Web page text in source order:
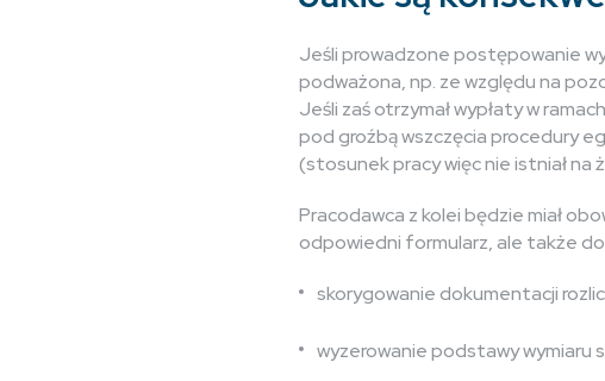
Jeśli prowadzone postępowanie
podważona, np. ze względu na
Jeśli zaś otrzymał wypłaty w
pod groźbą wszczęcia procedury
(stosunek pracy więc nie istniał na
Pracodawca z kolei będzie miał
odpowiedni formularz, ale także
skorygowanie dokumentacji
wyzerowanie podstawy wymiaru